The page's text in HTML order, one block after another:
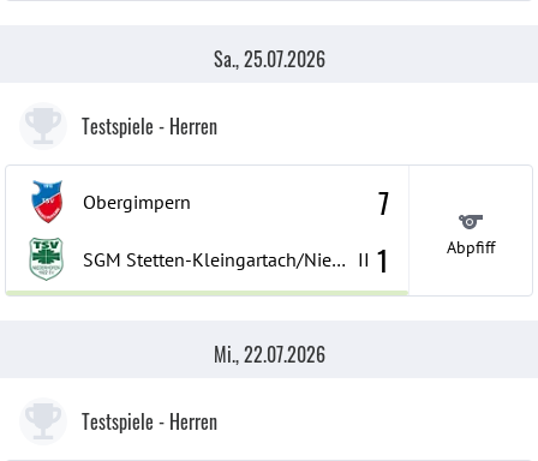
Sa., 25.07.2026
Testspiele - Herren
Obergimpern
SGM Stetten-Kleingartach/Niederhofen II
7
1
Abpfiff
Mi., 22.07.2026
Testspiele - Herren